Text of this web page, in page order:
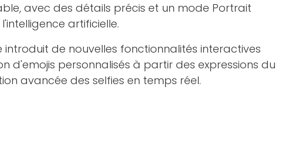
avec des détails précis et un mode Portrait
artificielle.
introduit de nouvelles fonctionnalités interactives
d'emojis personnalisés à partir des expressions du
avancée des selfies en temps réel.